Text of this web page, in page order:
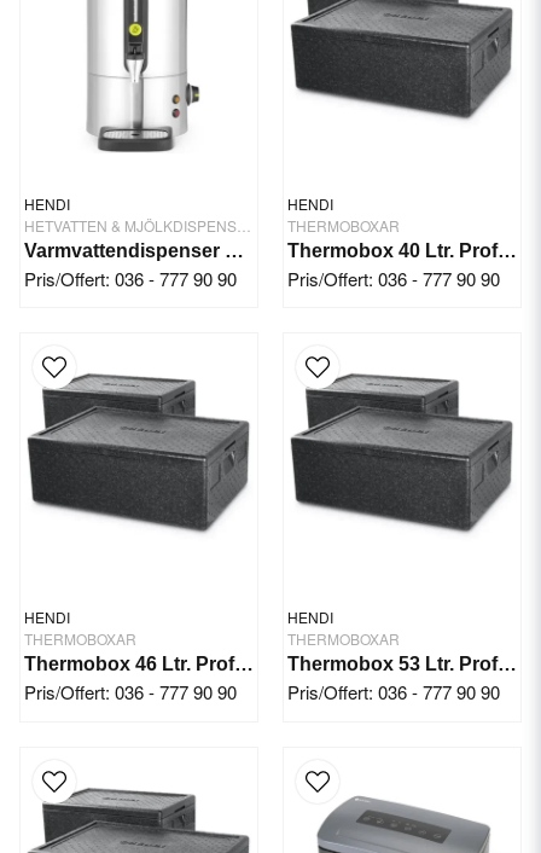
HENDI
Varmvattendispenser 16 Ltr. Rostfritt Stål
Pris/Offert: 036 - 777 90 90
HENDI
THERMOBOXAR
Thermobox 40 Ltr. Profi Line
Pris/Offert: 036 - 777 90 90
HENDI
THERMOBOXAR
Thermobox 46 Ltr. Profi Line
Pris/Offert: 036 - 777 90 90
HENDI
THERMOBOXAR
Thermobox 53 Ltr. Profi Line
Pris/Offert: 036 - 777 90 90